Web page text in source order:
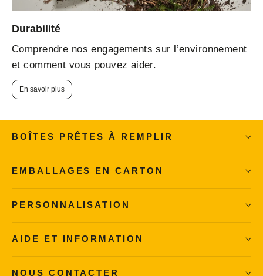
Durabilité
Comprendre nos engagements sur l’environnement
et comment vous pouvez aider.
En savoir plus
BOÎTES PRÊTES À REMPLIR
EMBALLAGES EN CARTON
PERSONNALISATION
AIDE ET INFORMATION
NOUS CONTACTER